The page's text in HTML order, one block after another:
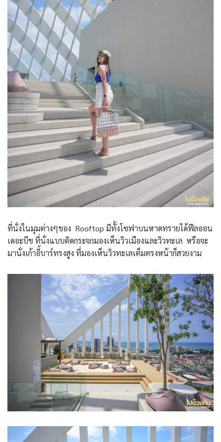
ที่นั่งในมุมต่างๆของ Rooftop มีทั้งโซฟาบนหาดทรายได้ฟีลออน
เดอะบีช ที่นั่งแบบติดกระจกมองเห็นวิวเมืองและวิวทะเล หรือจะ
มานั่งเก้าอี้บาร์ทรงสูง ที่มองเห็นวิวทะเลเต็มตรงหน้าก็สวยงาม